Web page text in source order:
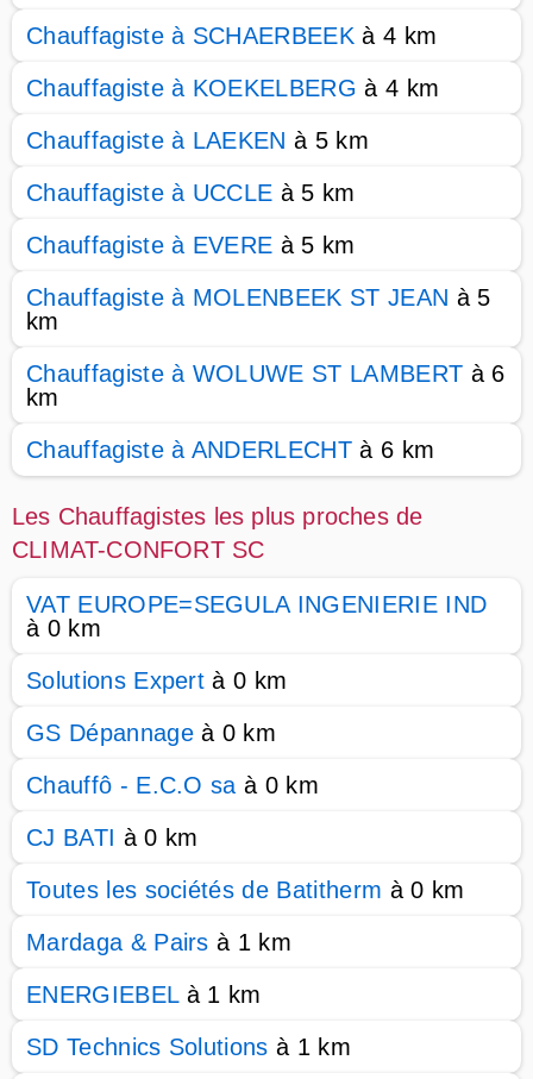
Chauffagiste à SCHAERBEEK à 4 km
Chauffagiste à KOEKELBERG à 4 km
Chauffagiste à LAEKEN à 5 km
Chauffagiste à UCCLE à 5 km
Chauffagiste à EVERE à 5 km
Chauffagiste à MOLENBEEK ST JEAN à 5
km
Chauffagiste à WOLUWE ST LAMBERT à 6
km
Chauffagiste à ANDERLECHT à 6 km
Les Chauffagistes les plus proches de
CLIMAT-CONFORT SC
VAT EUROPE=SEGULA INGENIERIE IND
à 0 km
Solutions Expert à 0 km
GS Dépannageà 0 km
Chauffô - E.C.O sa à 0 km
CJ BATI à 0 km
Toutes les sociétés de Batitherm à 0 km
Mardaga & Pairs à 1 km
ENERGIEBELà 1 km
SD Technics Solutions à 1 km